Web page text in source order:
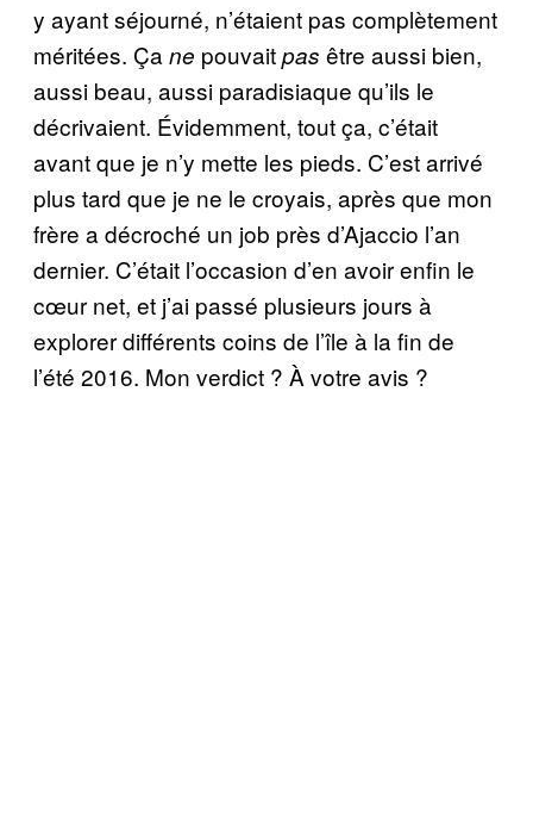
y ayant séjourné, n’étaient pas complètement
méritées. Ça ne pouvaitpas être aussi bien,
aussi beau, aussi paradisiaque qu’ils le
décrivaient. Évidemment, tout ça, c’était
avant que je n’y mette les pieds. C’est arrivé
plus tard que je ne le croyais, après que mon
frère a décroché un job près d’Ajaccio l’an
dernier. C’était l’occasion d’en avoir enfin le
cœur net, et j’ai passé plusieurs jours à
explorer différents coins de l’île à la fin de
l’été 2016. Mon verdict ? À votre avis ?